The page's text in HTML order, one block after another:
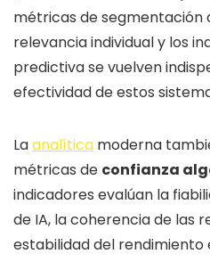
métricas de segmentación
relevancia individual y los
predictiva se vuelven
efectividad de estos
Laanalítica moderna
métricas de confianza
indicadores evalúan la
de IA, la coherencia de las
estabilidad del